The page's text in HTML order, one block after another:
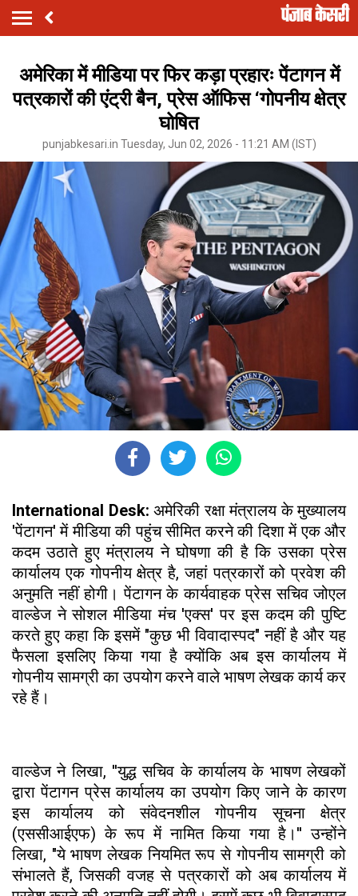
अमेरिका में मीडिया पर फिर कड़ा प्रहारः पेंटागन में
पत्रकारों की एंट्री बैन, प्रेस ऑफिस ‘गोपनीय क्षेत्र
घोषित
punjabkesari.in Tuesday, Jun 02, 2026 - 11:21 AM (IST)
International Desk: अमेरिकी रक्षा मंत्रालय के मुख्यालय
'पेंटागन' में मीडिया की पहुंच सीमित करने की दिशा में एक और
कदम उठाते हुए मंत्रालय ने घोषणा की है कि उसका प्रेस
कार्यालय एक गोपनीय क्षेत्र है, जहां पत्रकारों को प्रवेश की
अनुमति नहीं होगी। पेंटागन के कार्यवाहक प्रेस सचिव जोएल
वाल्डेज ने सोशल मीडिया मंच 'एक्स' पर इस कदम की पुष्टि
करते हुए कहा कि इसमें "कुछ भी विवादास्पद" नहीं है और यह
फैसला इसलिए किया गया है क्योंकि अब इस कार्यालय में
गोपनीय सामग्री का उपयोग करने वाले भाषण लेखक कार्य कर
रहे हैं।
वाल्डेज ने लिखा, ''युद्ध सचिव के कार्यालय के भाषण लेखकों
द्वारा पेंटागन प्रेस कार्यालय का उपयोग किए जाने के कारण
इस कार्यालय को संवेदनशील गोपनीय सूचना क्षेत्र
(एससीआईएफ) के रूप में नामित किया गया है।'' उन्होंने
लिखा, "ये भाषण लेखक नियमित रूप से गोपनीय सामग्री को
संभालते हैं, जिसकी वजह से पत्रकारों को अब कार्यालय में